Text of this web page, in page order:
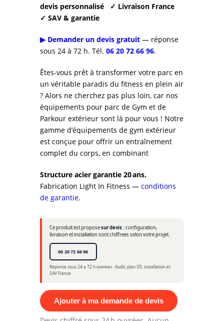
devis personnalisé
✓ Livraison France
✓ SAV & garantie
▶ Demander un devis gratuit — réponse
sous 24 à 72 h. Tél. 06 20 72 66 96.
Êtes-vous prêt à transformer votre parc en
un véritable paradis du fitness en plein air
? Alors ne cherchez pas plus loin, car nos
équipements pour parc de Gym et de
Parkour extérieur sont là pour vous ! Notre
gamme d’équipements de gym extérieur
est conçue pour offrir un entraînement
complet du corps, en combinant
Structure acier garantie 20 ans.
Fabrication Light In Fitness — conditions
de garantie.
Ce produit est proposesur devis: configuration,
livraison et installation sont chiffrees selon votre projet.
06 20 72 66 96
Reponse sous 24 a 72 h ouvrees · Audit, plan 3D, installation et
SAV France.
Ajouter à ma demande de devis